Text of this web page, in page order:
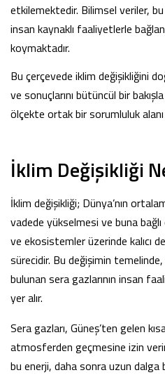
etkilemektedir. Bilimsel veriler, bu
insan kaynaklı faaliyetlerle
koymaktadır.
Bu çerçevede iklim değişikliğini
ve sonuçlarını bütüncül bir
ölçekte ortak bir sorumluluk
İklim Değişikliği
İklim değişikliği; Dünya’nın
vadede yükselmesi ve buna
ve ekosistemler üzerinde kalıcı
sürecidir. Bu değişimin
bulunan sera gazlarının insan
yer alır.
Sera gazları, Güneş’ten gelen
atmosferden geçmesine izin
bu enerji, daha sonra uzun dalga